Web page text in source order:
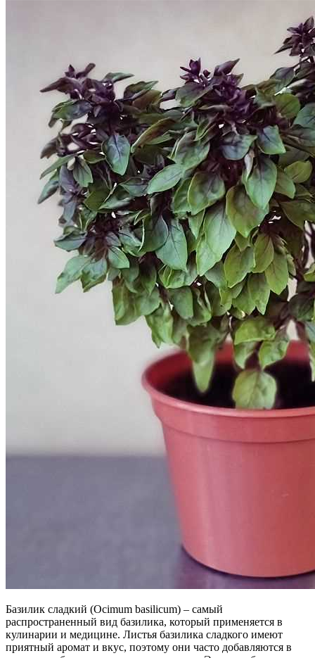
Базилик сладкий (Ocimum basilicum) – самый
распространенный вид базилика, который применяется в
кулинарии и медицине. Листья базилика сладкого имеют
приятный аромат и вкус, поэтому они часто добавляются в